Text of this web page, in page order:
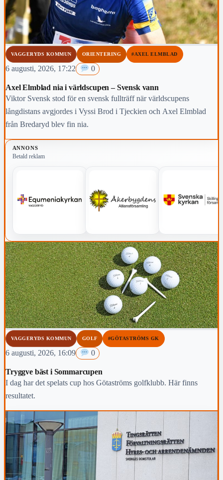
VAGGERYDS KOMMUN ORIENTERING #AXEL ELMBLAD
6 augusti, 2026, 17:22 0
Axel Elmblad nia i världscupen – Svensk vann
Viktor Svensk stod för en svensk fullträff när världscupens
långdistans avgjordes i Vyssi Brod i Tjeckien och Axel Elmblad
från Bredaryd blev fin nia.
ANNONS
Betald reklam
VAGGERYDS KOMMUN GOLF #GÖTASTRÖMS GK
6 augusti, 2026, 16:09 0
Tryggve bäst i Sommarcupen
I dag har det spelats cup hos Götaströms golfklubb. Här finns
resultatet.